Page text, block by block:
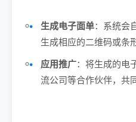
生成电子面单：系统会
生成相应的二维码或条
应用推广：将生成的电
流公司等合作伙伴，共